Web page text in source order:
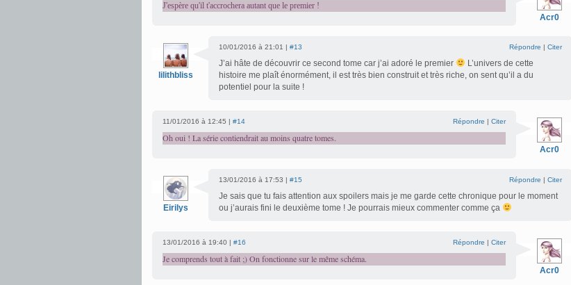
Acr0
J'espère qu'il t'accrochera autant que le premier !
lilithbliss
10/01/2016 à 21:01 | #13 Répondre | Citer
J’ai hâte de découvrir ce second tome car j’ai adoré le premier
L’univers de cette
histoire me plaît énormément, il est très bien construit et très riche, on sent qu’il a du
potentiel pour la suite !
Acr0
11/01/2016 à 12:45 | #14 Répondre | Citer
Oh oui ! La série contiendrait au moins quatre tomes.
Eirilys
13/01/2016 à 17:53 | #15 Répondre | Citer
Je sais que tu fais attention aux spoilers mais je me garde cette chronique pour le moment
ou j’aurais fini le deuxième tome ! Je pourrais mieux commenter comme ça
Acr0
13/01/2016 à 19:40 | #16 Répondre | Citer
Je comprends tout à fait ;) On fonctionne sur le même schéma.